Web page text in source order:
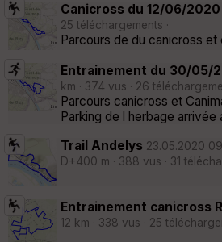
Canicross du 12/06/2020
25 téléchargements ·
Parcours de du canicross et
Entrainement du 30/05/
km · 374 vus · 26
Parcours canicross et
Parking de l herbage arrivée
Trail Andelys 23.05.2020
D+400 m · 388 vus · 31
Entrainement canicross
12 km · 338 vus · 25